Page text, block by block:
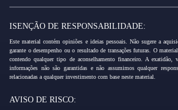
ISENÇÃO DE RESPONSABILIDADE:
Este material contém opiniões e ideias pessoais. Não sugere a
garante o desempenho ou o resultado de transações futuras. O
contendo qualquer tipo de aconselhamento financeiro. A exatidão,
informações não são garantidas e não assumimos qualquer
relacionadas a qualquer investimento com base neste material.
AVISO DE RISCO: